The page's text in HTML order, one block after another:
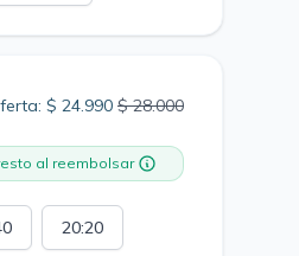
$ 24.990 $ 28.000
al reembolsar
20:20